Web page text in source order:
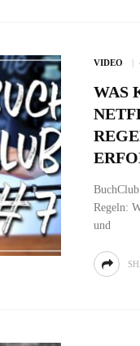
VIDEO
WAS
Regeln:
und